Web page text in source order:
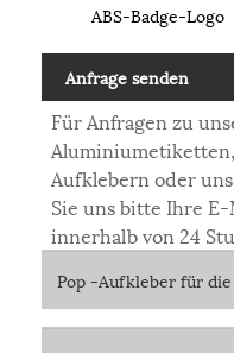
ABS-Badge-Logo
Anfrage senden
Für Anfragen zu
Aufklebern oder
Sie uns bitte Ihre
innerhalb von 24